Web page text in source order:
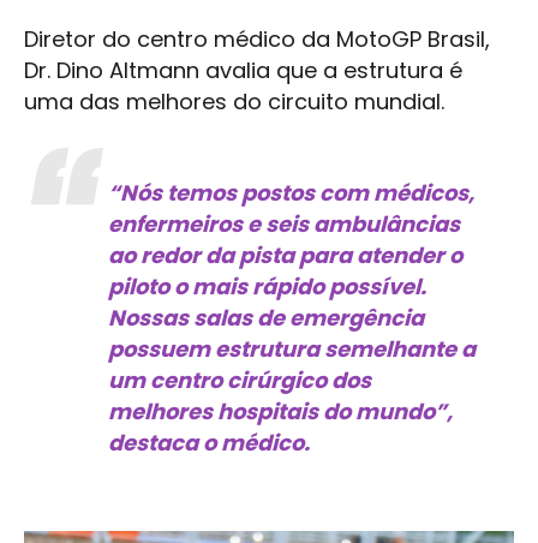
Diretor do centro médico da MotoGP Brasil,
Dr. Dino Altmann avalia que a estrutura é
uma das melhores do circuito mundial.
“Nós temos postos com médicos,
enfermeiros e seis ambulâncias
ao redor da pista para atender o
piloto o mais rápido possível.
Nossas salas de emergência
possuem estrutura semelhante a
um centro cirúrgico dos
melhores hospitais do mundo”,
destaca o médico.